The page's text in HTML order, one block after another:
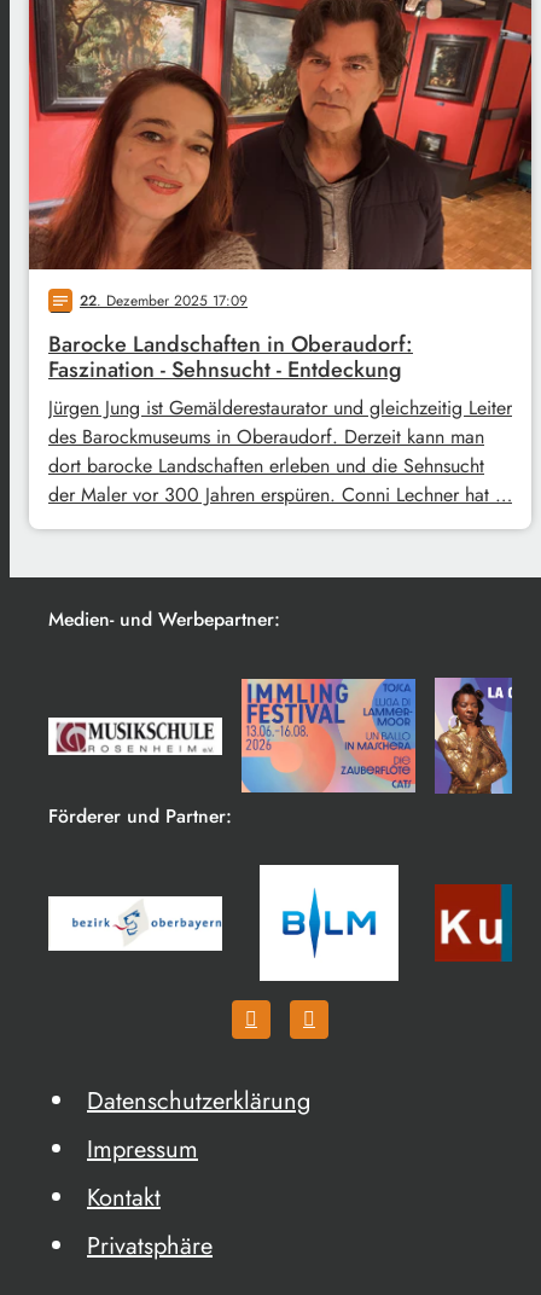
notes 22. Dezember 2025 17:09
Barocke Landschaften in Oberaudorf:
Faszination - Sehnsucht - Entdeckung
Jürgen Jung ist Gemälderestaurator und gleichzeitig Leiter
des Barockmuseums in Oberaudorf. Derzeit kann man
dort barocke Landschaften erleben und die Sehnsucht
der Maler vor 300 Jahren erspüren. Conni Lechner hat …
Medien- und Werbepartner:
Förderer und Partner:
Datenschutzerklärung
Impressum
Kontakt
Privatsphäre